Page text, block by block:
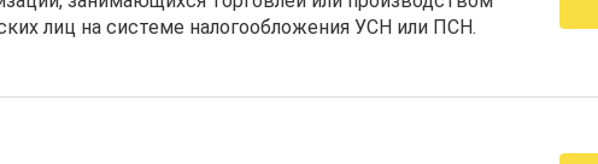
лиц на системе налогообложения УСН или ПСН.